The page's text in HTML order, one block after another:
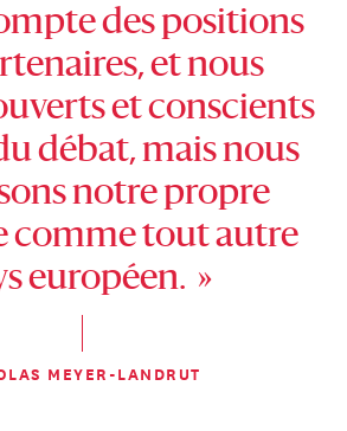
des positions
et nous
et conscients
débat, mais nous
notre propre
comme tout autre
européen. »
MEYER-LANDRUT